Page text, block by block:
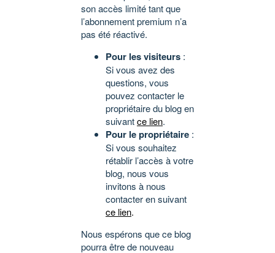
son accès limité tant que
l’abonnement premium n’a
pas été réactivé.
Pour les visiteurs :
Si vous avez des
questions, vous
pouvez contacter le
propriétaire du blog en
suivantce lien.
Pour le propriétaire :
Si vous souhaitez
rétablir l’accès à votre
blog, nous vous
invitons à nous
contacter en suivant
ce lien.
Nous espérons que ce blog
pourra être de nouveau